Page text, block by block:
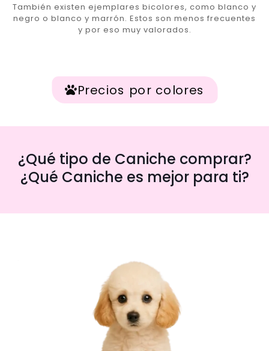
También existen ejemplares bicolores, como blanco y
negro o blanco y marrón. Estos son menos frecuentes
y por eso muy valorados.
Precios por colores
¿Qué tipo de Caniche comprar?
¿Qué Caniche es mejor para ti?